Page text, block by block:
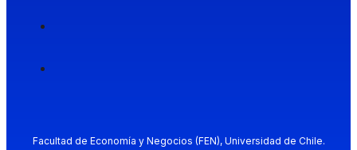
Facultad de Economía y Negocios (FEN), Universidad de Chile.